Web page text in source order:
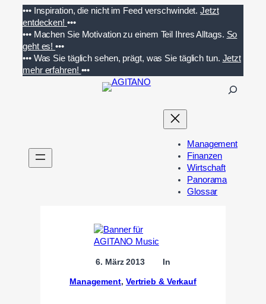
Inhalt
springen
••• Inspiration, die nicht im Feed verschwindet. Jetzt
entdecken! •••
••• Machen Sie Motivation zu einem Teil Ihres Alltags. So
geht es!•••
••• Was Sie täglich sehen, prägt, was Sie täglich tun. Jetzt
mehr erfahren! •••
n
Management
Finanzen
Wirtschaft
Panorama
Glossar
6. März 2013 In
Management, Vertrieb & Verkauf